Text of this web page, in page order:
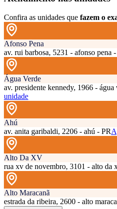
Confira as unidades que fazem o
Afonso Pena
av. rui barbosa, 5231 - afonso pena -
Água Verde
av. presidente kennedy, 1966 - água
unidade
Ahú
av. anita garibaldi, 2206 - ahú - PR
Alto Da XV
rua xv de novembro, 3101 - alto da
Alto Maracanã
estrada da ribeira, 2600 - alto